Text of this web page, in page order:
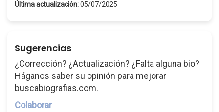
Última actualización:05/07/2025
Sugerencias
¿Corrección? ¿Actualización? ¿Falta alguna bio?
Háganos saber su opinión para mejorar
buscabiografias.com.
Colaborar